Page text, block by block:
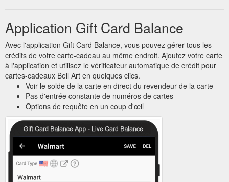
Application Gift Card Balance
Avec l'application Gift Card Balance, vous pouvez gérer tous les
crédits de votre carte-cadeau au même endroit. Ajoutez votre carte
à l'application et utilisez le vérificateur automatique de crédit pour
cartes-cadeaux Bell Art en quelques clics.
Voir le solde de la carte en direct du revendeur de la carte
Pas d'entrée constante de numéros de cartes
Options de requête en un coup d'œil